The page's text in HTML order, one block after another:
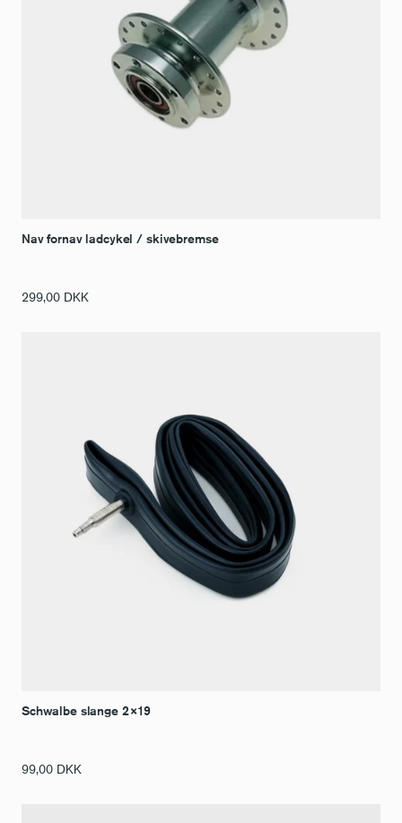
Nav fornav ladcykel / skivebremse
299,00 DKK
Schwalbe slange 2×19
99,00 DKK